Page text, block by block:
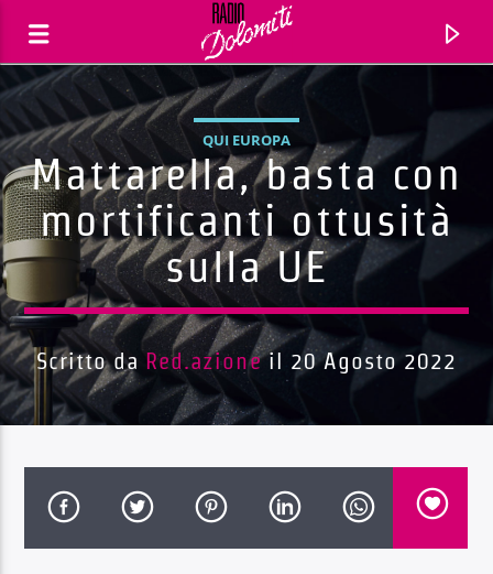
Traccia corrente
QUI EUROPA
Mattarella, basta con
mortificanti ottusità
sulla UE
Scritto da Red.azioneil 20 Agosto 2022